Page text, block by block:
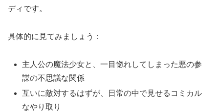
ディです。
具体的に見てみましょう：
主人公の魔法少女と、一目惚れしてしまった悪の参
謀の不思議な関係
互いに敵対するはずが、日常の中で見せるコミカル
なやり取り